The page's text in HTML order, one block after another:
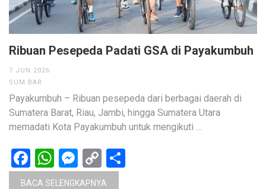
Ribuan Pesepeda Padati GSA di Payakumbuh
7 JUN 2026
SUM BAR
Payakumbuh – Ribuan pesepeda dari berbagai daerah di
Sumatera Barat, Riau, Jambi, hingga Sumatera Utara
memadati Kota Payakumbuh untuk mengikuti …
Facebook
WhatsApp
Messenger
Copy
Link
BACA SELENGKAPNYA